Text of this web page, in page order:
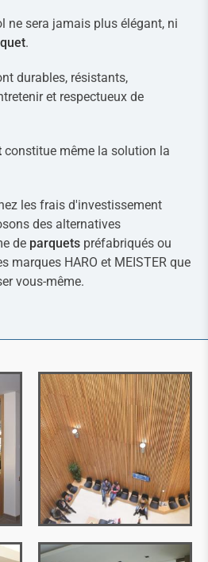
ne sera jamais plus élégant, ni
.
durables, résistants,
et respectueux de
constitue même la solution la
les frais d'investissement
des alternatives
de parquets préfabriqués ou
marques HARO et MEISTER que
vous-même.